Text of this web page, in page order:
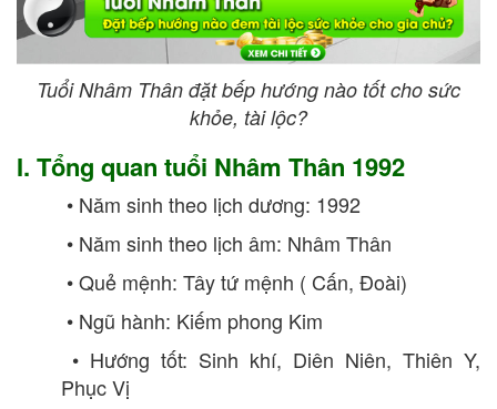
Tuổi Nhâm Thân đặt bếp hướng nào tốt cho sức
khỏe, tài lộc?
I. Tổng quan tuổi Nhâm Thân 1992
• Năm sinh theo lịch dương: 1992
• Năm sinh theo lịch âm: Nhâm Thân
• Quẻ mệnh: Tây tứ mệnh ( Cấn, Đoài)
• Ngũ hành: Kiếm phong Kim
• Hướng tốt: Sinh khí, Diên Niên, Thiên Y,
Phục Vị